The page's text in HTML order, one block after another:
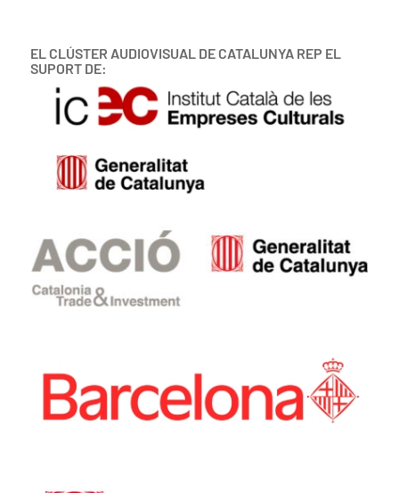
EL CLÚSTER AUDIOVISUAL DE CATALUNYA REP EL
SUPORT DE: